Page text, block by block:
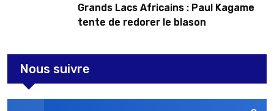
Grands Lacs Africains : Paul Kagame
tente de redorer le blason
Nous suivre